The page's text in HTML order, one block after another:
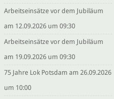
Arbeitseinsätze vor dem Jubiläum
am 12.09.2026 um 09:30
Arbeitseinsätze vor dem Jubiläum
am 19.09.2026 um 09:30
75 Jahre Lok Potsdam am 26.09.2026
um 10:00